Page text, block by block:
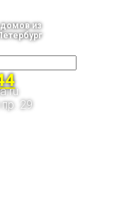
домов из
пр. 29